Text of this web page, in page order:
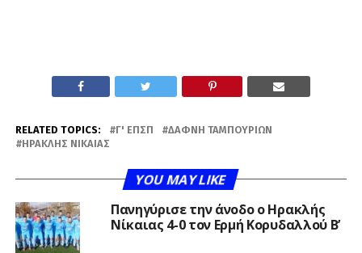
RELATED TOPICS: Γ' ΕΠΣΠ
ΔΆΦΝΗ ΤΑΜΠΟΥΡΊΩΝ
ΗΡΑΚΛΉΣ ΝΊΚΑΙΑΣ
YOU MAY LIKE
Πανηγύρισε την άνοδο ο Ηρακλής
Νίκαιας 4-0 τον Ερμή Κορυδαλλού Β’